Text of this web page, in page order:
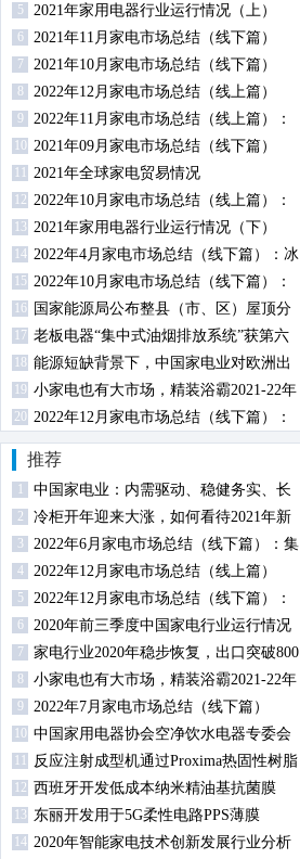
5 2021年家用电器行业运行情况（上）
6 2021年11月家电市场总结（线下篇）
7 2021年10月家电市场总结（线下篇）
8 2022年12月家电市场总结（线上篇）
9
2022年11月家电市场总结（线上篇）：
厨、小、环电各品类零售规模均下降
10 2021年09月家电市场总结（线下篇）
2021年全球家电贸易情况
12 2022年10月家电市场总结（线上篇）：
两净品类零售额规模均提升
13 2021年家用电器行业运行情况（下）
14 2022年4月家电市场总结（线下篇）：冰
柜零售额规模同比增长
15 2022年10月家电市场总结（线下篇）：
冰箱冰柜销额同比下降
16
国家能源局公布整县（市、区）屋顶分
布式光伏开发试点名单
17 老板电器“集中式油烟排放系统”获第六
届中国设计智造大奖金奖
18 能源短缺背景下，中国家电业对欧洲出
口分析
19 小家电也有大市场，精装浴霸2021-22年
规模配套超700万
20 2022年12月家电市场总结（线下篇）：
冰洗空冷规模均下降
推荐
中国家电业：内需驱动、稳健务实、长
期向好
2
冷柜开年迎来大涨，如何看待2021年新
趋势？
3
2022年6月家电市场总结（线下篇）：集
成灶零售额同比上升
4 2022年12月家电市场总结（线上篇）
5
2022年12月家电市场总结（线下篇）：
冰洗空冷规模均下降
6
2020年前三季度中国家电行业运行情况
（行业及内销篇）
7
家电行业2020年稳步恢复，出口突破800
亿美元大关
8
小家电也有大市场，精装浴霸2021-22年
规模配套超700万
9 2022年7月家电市场总结（线下篇）
10 中国家用电器协会空净饮水电器专委会
2020年工作会议召开
反应注射成型机通过Proxima热固性树脂
扩大材料产品组合
12 西班牙开发低成本纳米精油基抗菌膜
13 东丽开发用于5G柔性电路PPS薄膜
14 2020年智能家电技术创新发展行业分析